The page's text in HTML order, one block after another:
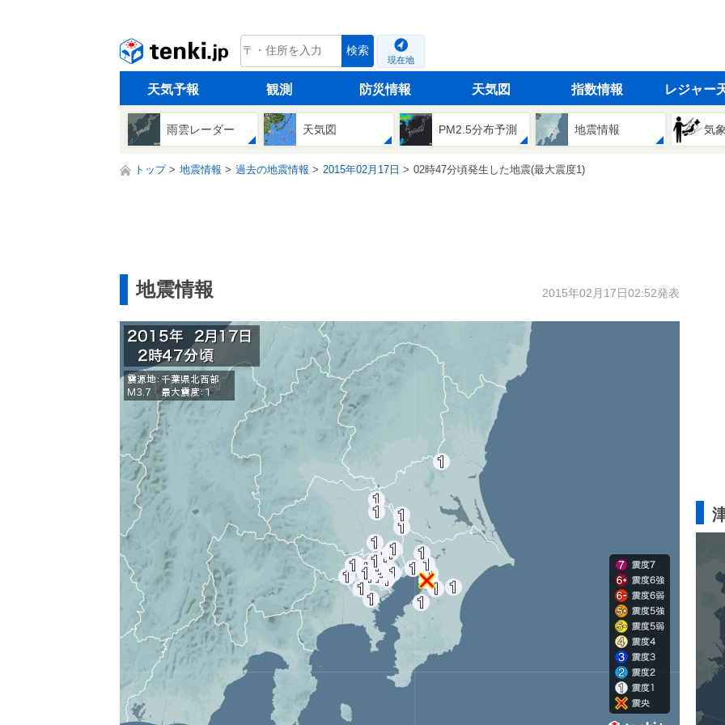
tenki.jp 検索
現在地
天気予報 観測 防災情報 天気図 指数情報 レジャー
雨雲レーダー 天気図 PM2.5分布予測 地震情報 気
トップ 地震情報 過去の地震情報 2015年02月17日 02時47分頃発生した地震(最大震度1)
地震情報 2015年02月17日02:52発表